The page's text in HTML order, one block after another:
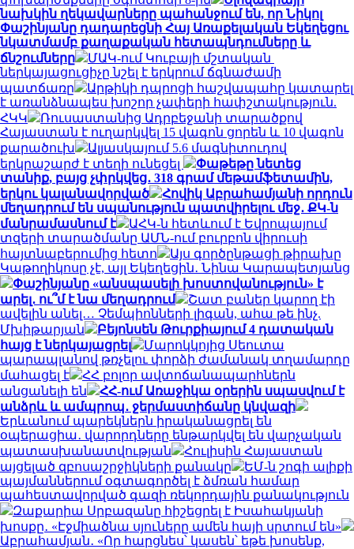
նախկին ղեկավարները պահանջում են, որ Նիկոլ
Փաշինյանը դադարեցնի Հայ Առաքելական Եկեղեցու
նկատմամբ քաղաքական հետապնդումները և
ճնշումները
ՄԱԿ-ում Կուբայի մշտական ​​
ներկայացուցիչը նշել է երկրում ճգնաժամի
պատճառը
Արթիկի դպրոցի հաշվապահը կատարել
է առանձնապես խոշոր չափերի հափշտակություն.
ՀԿԿ
Ռուսաստանից Ադրբեջանի տարածքով
Հայաստան է ուղարկվել 15 վագոն ցորեն և 10 վագոն
քարածուխ
Ալյասկայում 5.6 մագնիտուդով
երկրաշարժ է տեղի ունեցել
Փաթեթը նետեց
տանիք, բայց չփրկվեց․ 318 գրամ մեթամֆետամին,
երկու կալանավորված
Հովիկ Աբրահամյանի որդուն
մեղադրում են սպանություն պատվիրելու մեջ․ ՔԿ-ն
մանրամասնում է
ԱՀԿ-ն հետևում է Եվրոպայում
տզերի տարածմանը ԱՄՆ-ում բուրբոն վիրուսի
հայտնաբերումից հետո
Այս գործընթացի թիրախը
Կաթողիկոսը չէ, այլ Եկեղեցին․ Նինա Կարապետյանց
Փաշինյանը «անսպասելի խոստովանություն» է
արել․ ու՞մ է նա մեղադրում
Շատ բաներ կարող էի
ավելին անել… Չեմպիոնների լիգան, ահա թե ինչ.
Մխիթարյան
Բեյոնսեն Թուրքիայում 4 դատական
հայց է ներկայացրել
Մարոկկոյից Սեուտա
պարապլանով թռչելու փորձի ժամանակ տղամարդը
մահացել է
ՀՀ բոլոր ավտոճանապարհներն
անցանելի են
ՀՀ-ում Առաջիկա օրերին սպասվում է
անձրև և ամպրոպ․ ջերմաստիճանը կնվազի
Երևանում պարեկներն իրականացրել են
օպերացիա․ վարորդները ենթարկվել են վարչական
պատասխանատվության
Հուլիսին Հայաստան
այցելած զբոսաշրջիկների քանակը
ԵՄ-ն շոգի ալիքի
պայմաններում օգտագործել է ձմռան համար
պահեստավորված գազի ռեկորդային քանակություն
Զաքարիա Սրբազանը հիշեցրել է Իսահակյանի
խոսքը․ «Էջմիածնա սյուները ամեն հայի սրտում են»
Աբրահամյան․ «Որ հարցնես՝ կասեն՝ եթե խոսենք,